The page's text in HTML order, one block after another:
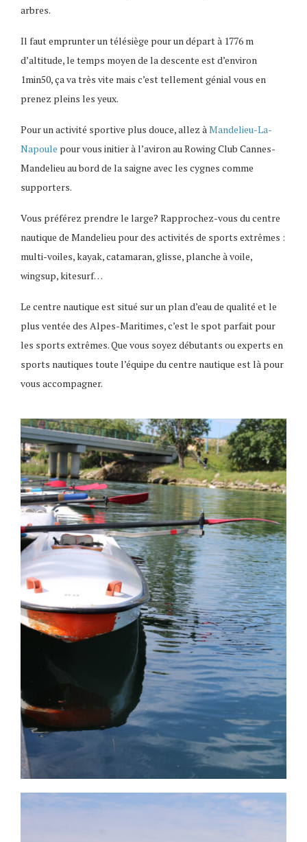
arbres.
Il faut emprunter un télésiège pour un départ à 1776 m
d’altitude, le temps moyen de la descente est d’environ
1min50, ça va très vite mais c’est tellement génial vous en
prenez pleins les yeux.
Pour un activité sportive plus douce, allez à Mandelieu-La-
Napoule pour vous initier à l’aviron au Rowing Club Cannes-
Mandelieu au bord de la saigne avec les cygnes comme
supporters.
Vous préférez prendre le large? Rapprochez-vous du centre
nautique de Mandelieu pour des activités de sports extrêmes :
multi-voiles, kayak, catamaran, glisse, planche à voile,
wingsup, kitesurf…
Le centre nautique est situé sur un plan d’eau de qualité et le
plus ventée des Alpes-Maritimes, c’est le spot parfait pour
les sports extrêmes. Que vous soyez débutants ou experts en
sports nautiques toute l’équipe du centre nautique est là pour
vous accompagner.